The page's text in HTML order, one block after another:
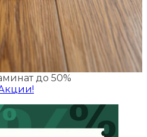
до 50%